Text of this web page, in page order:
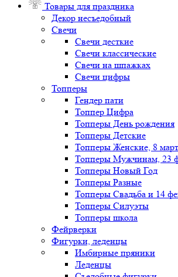
Товары для праздника
Декор несъедобный
Свечи
Свечи десткие
Свечи классические
Свечи на шпажках
Свечи цифры
Топперы
Гендер пати
Топпер Цифра
Топперы День рождения
Топперы Детские
Топперы Женские, 8
Топперы Мужчинам, 23
Топперы Новый Год
Топперы Разные
Топперы Свадьба и 14
Топперы Силуэты
Топперы школа
Фейрверки
Фигурки, леденцы
Имбирные пряники
Леденцы